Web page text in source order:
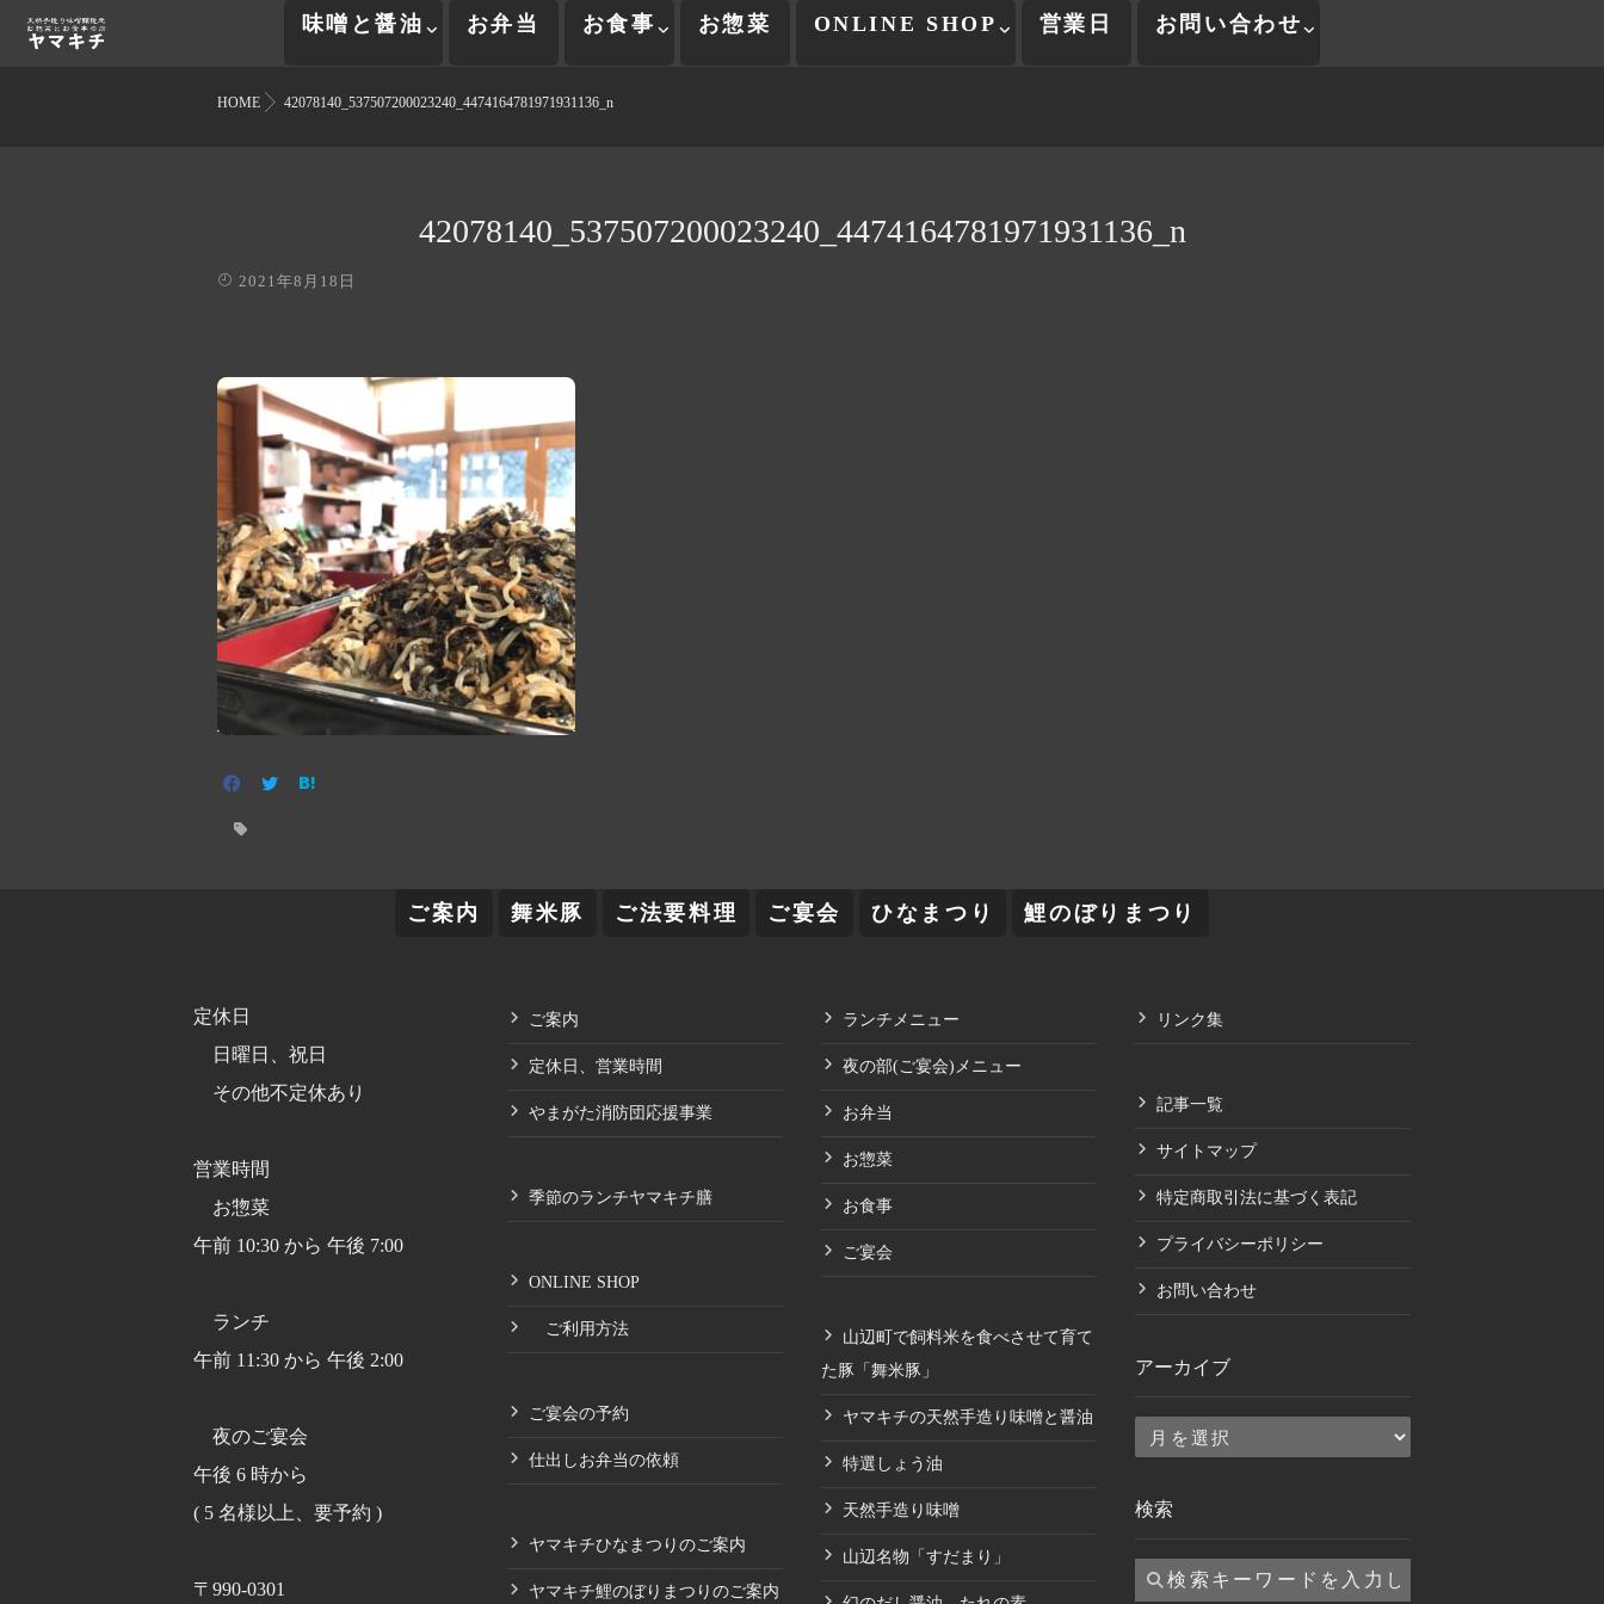
味噌と醤油 お弁当 お食事 お惣菜 ONLINE SHOP 営業日 お問い合わせ
HOME 42078140_537507200023240_4474164781971931136_n
42078140_537507200023240_4474164781971931136_n
2021年8月18日
ご案内 舞米豚 ご法要料理 ご宴会 ひなまつり 鯉のぼりまつり
定休日
日曜日、祝日
その他不定休あり
営業時間
お惣菜
午前 10:30 から 午後 7:00
ランチ
午前 11:30 から 午後 2:00
夜のご宴会
午後 6 時から
( 5 名様以上、要予約 )
〒990-0301
ご案内
定休日、営業時間
やまがた消防団応援事業
季節のランチヤマキチ膳
ONLINE SHOP
ご利用方法
ご宴会の予約
仕出しお弁当の依頼
ヤマキチひなまつりのご案内
ヤマキチ鯉のぼりまつりのご案内
ランチメニュー
夜の部(ご宴会)メニュー
お弁当
お惣菜
お食事
ご宴会
山辺町で飼料米を食べさせて育て
た豚「舞米豚」
ヤマキチの天然手造り味噌と醤油
特選しょう油
天然手造り味噌
山辺名物「すだまり」
リンク集
記事一覧
サイトマップ
特定商取引法に基づく表記
プライバシーポリシー
お問い合わせ
アーカイブ
ア
カ
ブ
検索